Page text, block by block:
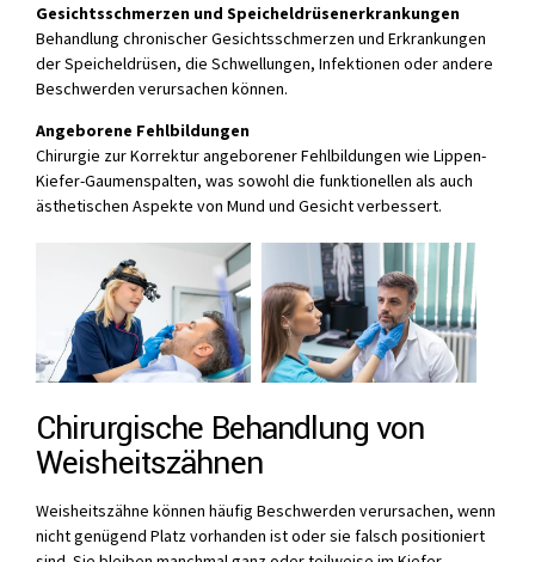
Gesichtsschmerzen und Speicheldrüsenerkrankungen
Behandlung chronischer Gesichtsschmerzen und Erkrankungen
der Speicheldrüsen, die Schwellungen, Infektionen oder andere
Beschwerden verursachen können.
Angeborene Fehlbildungen
Chirurgie zur Korrektur angeborener Fehlbildungen wie Lippen-
Kiefer-Gaumenspalten, was sowohl die funktionellen als auch
ästhetischen Aspekte von Mund und Gesicht verbessert.
Chirurgische Behandlung von
Weisheitszähnen
Weisheitszähne können häufig Beschwerden verursachen, wenn
nicht genügend Platz vorhanden ist oder sie falsch positioniert